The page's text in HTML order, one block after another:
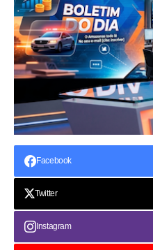
Facebook
Twitter
Instagram